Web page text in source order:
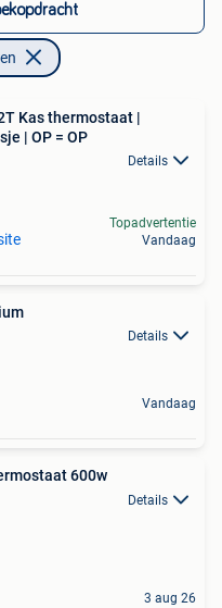
Kas thermostaat |
| OP = OP
Details
Topadvertentie
Vandaag
Details
Vandaag
600w
Details
3 aug 26